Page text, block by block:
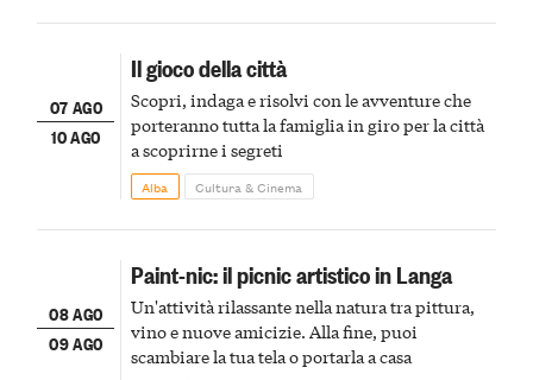
07 AGO
10 AGO
Il gioco della città
Scopri, indaga e risolvi con le avventure che
porteranno tutta la famiglia in giro per la città
a scoprirne i segreti
Alba Cultura & Cinema
08 AGO
09 AGO
Paint-nic: il picnic artistico in Langa
Un'attività rilassante nella natura tra pittura,
vino e nuove amicizie. Alla fine, puoi
scambiare la tua tela o portarla a casa